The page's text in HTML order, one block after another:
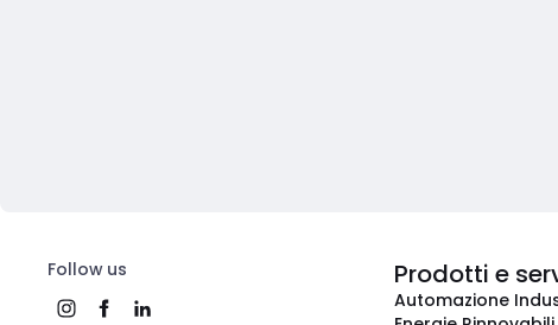
Follow us Prodotti e
Automazione